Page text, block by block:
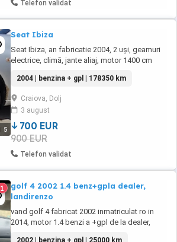
Telefon validat
5
Seat Ibiza
Seat Ibiza, an fabricatie 2004, 2 uși, geamuri
electrice, climă, jante aliaj, motor 1400 cm
2004 | benzina + gpl | 178350 km
Craiova, Dolj
3 august
700 EUR
900 EUR
Telefon validat
1
golf 4 2002 1.4 benz+gpla dealer,
landirenzo
vand golf 4 fabricat 2002 inmatriculat ro in
2014, motor 1.4 benzi a +gpl de la dealer,
2002 | benzina + gpl | 25000 km